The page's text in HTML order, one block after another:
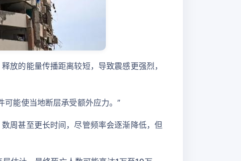
放的能量传播距离较短，导致震感更强烈，
能使当地断层承受额外应力。”
周甚至更长时间，尽管频率会逐渐降低，但